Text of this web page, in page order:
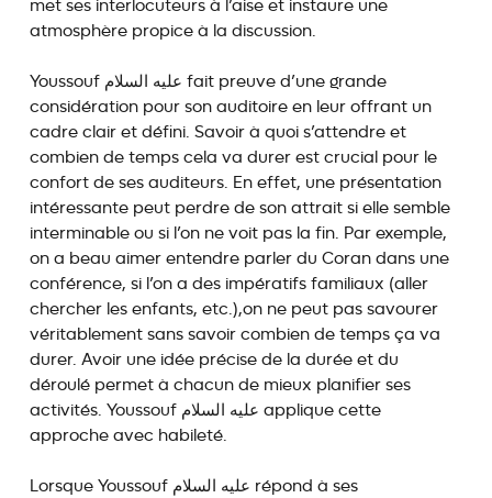
met ses interlocuteurs à l’aise et instaure une
atmosphère propice à la discussion.
Youssouf عليه السلام fait preuve d’une grande
considération pour son auditoire en leur offrant un
cadre clair et défini. Savoir à quoi s’attendre et
combien de temps cela va durer est crucial pour le
confort de ses auditeurs. En effet, une présentation
intéressante peut perdre de son attrait si elle semble
interminable ou si l’on ne voit pas la fin. Par exemple,
on a beau aimer entendre parler du Coran dans une
conférence, si l’on a des impératifs familiaux (aller
chercher les enfants, etc.),on ne peut pas savourer
véritablement sans savoir combien de temps ça va
durer. Avoir une idée précise de la durée et du
déroulé permet à chacun de mieux planifier ses
activités. Youssouf عليه السلام applique cette
approche avec habileté.
Lorsque Youssouf عليه السلام répond à ses